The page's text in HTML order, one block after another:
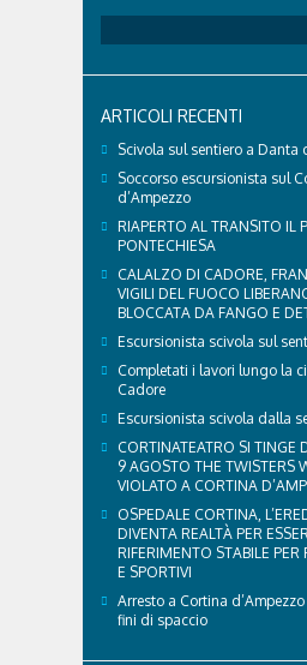
territorio dolomitico. Ospedale
struttura parte di GVM Care &
delegazioni e pubblico, sta per
per:
ARTICOLI RECENTI
Scivola sul sentiero a Danta
Soccorso escursionista sul
d’Ampezzo
RIAPERTO AL TRANSITO IL
PONTECHIESA
CALALZO DI CADORE,
VIGILI DEL FUOCO
BLOCCATA DA FANGO E
Escursionista scivola sul
Completati i lavori lungo la
Cadore
Escursionista scivola dalla
CORTINATEATRO SI TINGE
9 AGOSTO THE TWISTERS
VIOLATO A CORTINA
OSPEDALE CORTINA,
DIVENTA REALTÀ PER
RIFERIMENTO STABILE PER
E SPORTIVI
Arresto a Cortina
fini di spaccio